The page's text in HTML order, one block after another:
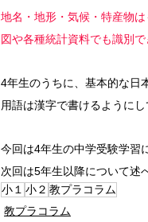
地名・地形・気候・特産物
図や各種統計資料でも識別
4年生のうちに、基本的な日
用語は漢字で書けるように
今回は4年生の中学受験学習
次回は5年生以降について述
小１ 小２ 教プラコラム
教プラコラム